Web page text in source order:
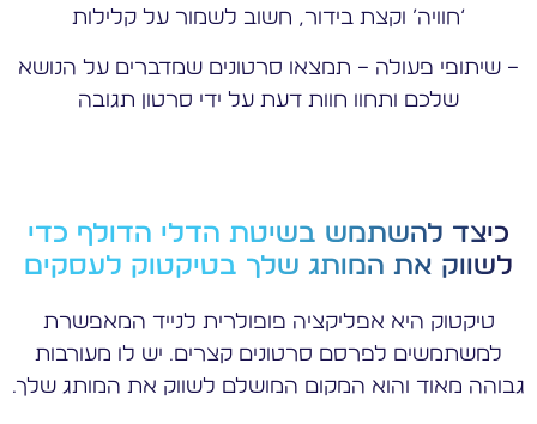
‘חוויה’ וקצת בידור, חשוב לשמור על קלילות
– שיתופי פעולה – תמצאו סרטונים שמדברים על הנושא
שלכם ותחוו חוות דעת על ידי סרטון תגובה
כיצד להשתמש בשיטת הדלי הדולף כדי
לשווק את המותג שלך בטיקטוק לעסקים
טיקטוק היא אפליקציה פופולרית לנייד המאפשרת
למשתמשים לפרסם סרטונים קצרים. יש לו מעורבות
גבוהה מאוד והוא המקום המושלם לשווק את המותג שלך.